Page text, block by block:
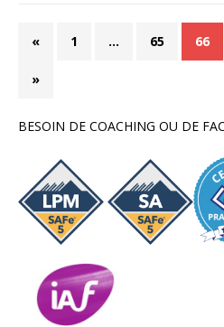
« 1 … 65 66
»
BESOIN DE COACHING OU DE